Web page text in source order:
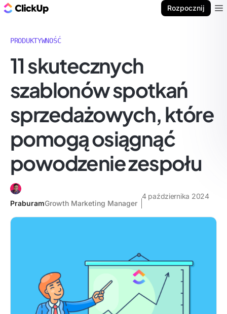
Rozpocznij
PRODUKTYWNOŚĆ
11 skutecznych
szablonów spotkań
sprzedażowych, które
pomogą osiągnąć
powodzenie zespołu
PraburamGrowth Marketing Manager
4 października 2024